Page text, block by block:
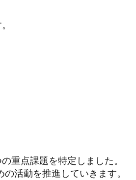
重点課題を特定しました。
活動を推進していきます。